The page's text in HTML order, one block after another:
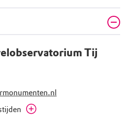
Tij